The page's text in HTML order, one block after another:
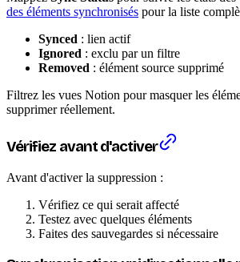
des éléments synchronisés pour la liste
Synced : lien actif
Ignored : exclu par un filtre
Removed : élément source supprimé
Filtrez les vues Notion pour masquer les
supprimer réellement.
Vérifiez avant d'activer
Avant d'activer la suppression :
Vérifiez ce qui serait affecté
Testez avec quelques éléments
Faites des sauvegardes si nécessaire